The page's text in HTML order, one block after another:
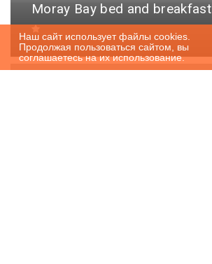
Moray Bay bed and breakfast
Наш сайт использует файлы cookies.
Продолжая пользоваться сайтом, вы
соглашаетесь на их использование.